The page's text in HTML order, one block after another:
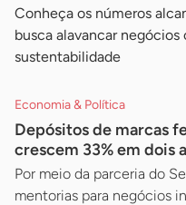
Conheça os números
busca alavancar
sustentabilidade
Economia & Política
Depósitos de marcas
crescem 33% em dois
Por meio da parceria do
mentorias para negócios